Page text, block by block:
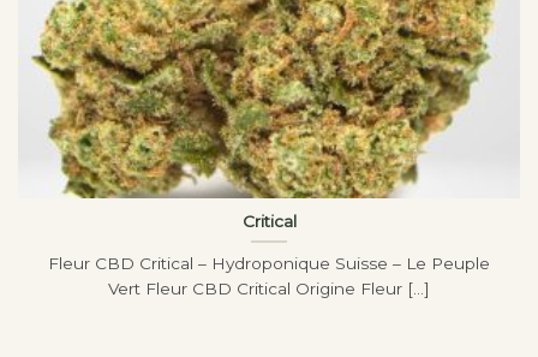
Critical
Fleur CBD Critical – Hydroponique Suisse – Le Peuple
Vert Fleur CBD Critical Origine Fleur [...]